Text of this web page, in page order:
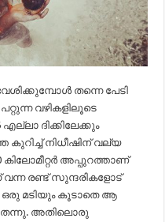
തന്നെ പേടി
വഴികളിലൂടെ
ദിക്കിലേക്കും
നിധീഷിന് വല്യ
അപ്പുറത്താണ്
വന്ന രണ്ട് സുന്ദരികളോട്
ഒരു മടിയും കൂടാതെ ആ
തന്നു. അതിലൊരു